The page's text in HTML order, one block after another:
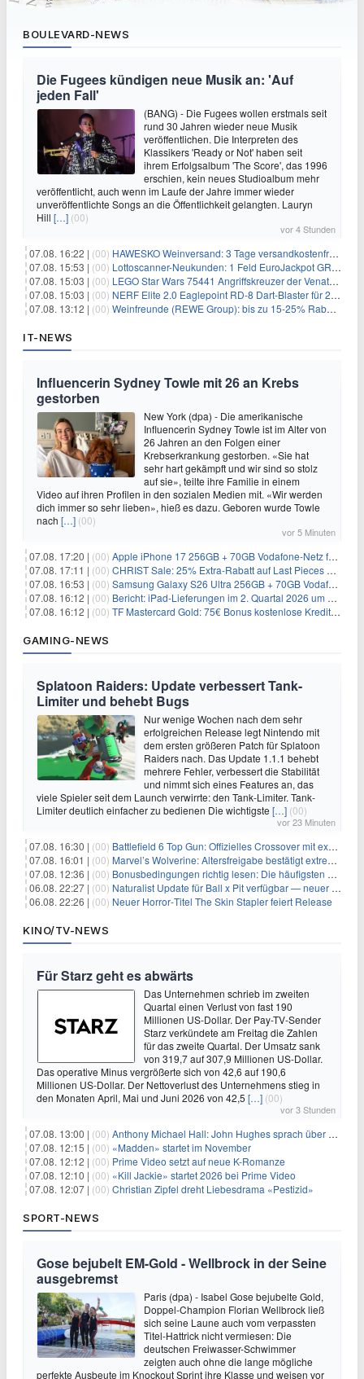
BOULEVARD-NEWS
Die Fugees kündigen neue Musik an: 'Auf
jeden Fall'
(BANG) - Die Fugees wollen erstmals seit
rund 30 Jahren wieder neue Musik
veröffentlichen. Die Interpreten des
Klassikers 'Ready or Not' haben seit
ihrem Erfolgsalbum 'The Score', das 1996
erschien, kein neues Studioalbum mehr
veröffentlicht, auch wenn im Laufe der Jahre immer wieder
unveröffentlichte Songs an die Öffentlichkeit gelangten. Lauryn
Hill […] (00)
vor 4 Stunden
07.08. 16:22 | (00) HAWESKO Weinversand: 3 Tage versandkostenfrei bestellen (MBW 25€)
07.08. 15:53 | (00) Lottoscanner-Neukunden: 1 Feld EuroJackpot GRATIS spielen
07.08. 15:03 | (00) LEGO Star Wars 75441 Angriffskreuzer der Venator-Klasse für 50,25€
07.08. 15:03 | (00) NERF Elite 2.0 Eaglepoint RD-8 Dart-Blaster für 20,49€
07.08. 13:12 | (00) Weinfreunde (REWE Group): bis zu 15-25% Rabatt je nach Anzahl der Flaschen
IT-NEWS
Influencerin Sydney Towle mit 26 an Krebs
gestorben
New York (dpa) - Die amerikanische
Influencerin Sydney Towle ist im Alter von
26 Jahren an den Folgen einer
Krebserkrankung gestorben. «Sie hat
sehr hart gekämpft und wir sind so stolz
auf sie», teilte ihre Familie in einem
Video auf ihren Profilen in den sozialen Medien mit. «Wir werden
dich immer so sehr lieben», hieß es dazu. Geboren wurde Towle
nach […] (00)
vor 5 Minuten
07.08. 17:20 | (00) Apple iPhone 17 256GB + 70GB Vodafone-Netz für 34,99€/Monat (effektiv 6,41€/Monat)
07.08. 17:11 | (00) CHRIST Sale: 25% Extra-Rabatt auf Last Pieces bei Schmuck & Uhren
07.08. 16:53 | (00) Samsung Galaxy S26 Ultra 256GB + 70GB Vodafone-Netz für 34,99€/Monat (effektiv 4,74€/Monat)
07.08. 16:12 | (00) Bericht: iPad-Lieferungen im 2. Quartal 2026 um 7,5 Prozent gesunken
07.08. 16:12 | (00) TF Mastercard Gold: 75€ Bonus kostenlose Kreditkarte ohne Fremdwährungsgebühren
GAMING-NEWS
Splatoon Raiders: Update verbessert Tank-
Limiter und behebt Bugs
Nur wenige Wochen nach dem sehr
erfolgreichen Release legt Nintendo mit
dem ersten größeren Patch für Splatoon
Raiders nach. Das Update 1.1.1 behebt
mehrere Fehler, verbessert die Stabilität
und nimmt sich eines Features an, das
viele Spieler seit dem Launch verwirrte: den Tank-Limiter. Tank-
Limiter deutlich einfacher zu bedienen Die wichtigste […] (00)
vor 23 Minuten
07.08. 16:30 | (00) Battlefield 6 Top Gun: Offizielles Crossover mit exklusiven Inhalten angekündigt
07.08. 16:01 | (00) Marvel’s Wolverine: Altersfreigabe bestätigt extreme Gewalt und düstere Szenen
07.08. 12:36 | (00) Bonusbedingungen richtig lesen: Die häufigsten Stolperfallen
06.08. 22:27 | (00) Naturalist Update für Ball x Pit verfügbar — neuer Content auf allen Plattformen
06.08. 22:26 | (00) Neuer Horror‑Titel The Skin Stapler feiert Release
KINO/TV-NEWS
Für Starz geht es abwärts
Das Unternehmen schrieb im zweiten
Quartal einen Verlust von fast 190
Millionen US-Dollar. Der Pay-TV-Sender
Starz verkündete am Freitag die Zahlen
für das zweite Quartal. Der Umsatz sank
von 319,7 auf 307,9 Millionen US-Dollar.
Das operative Minus vergrößerte sich von 42,6 auf 190,6
Millionen US-Dollar. Der Nettoverlust des Unternehmens stieg in
den Monaten April, Mai und Juni 2026 von 42,5 […] (00)
vor 3 Stunden
07.08. 13:00 | (00) Anthony Michael Hall: John Hughes sprach über eine Fortsetzung von 'The Breakfast Club'
07.08. 12:15 | (00) «Madden» startet im November
07.08. 12:12 | (00) Prime Video setzt auf neue K-Romanze
07.08. 12:10 | (00) «Kill Jackie» startet 2026 bei Prime Video
07.08. 12:07 | (00) Christian Zipfel dreht Liebesdrama «Pestizid»
SPORT-NEWS
Gose bejubelt EM-Gold - Wellbrock in der Seine
ausgebremst
Paris (dpa) - Isabel Gose bejubelte Gold,
Doppel-Champion Florian Wellbrock ließ
sich seine Laune auch vom verpassten
Titel-Hattrick nicht vermiesen: Die
deutschen Freiwasser-Schwimmer
zeigten auch ohne die lange mögliche
perfekte Ausbeute im Knockout Sprint ihre Klasse und weisen vor